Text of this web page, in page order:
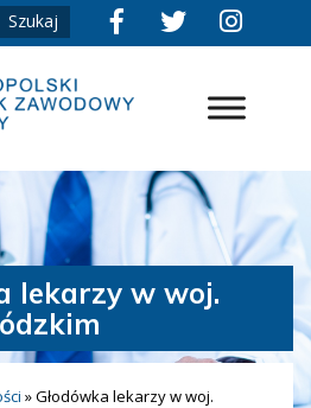
lekarzy w woj.
»Głodówka lekarzy w woj.